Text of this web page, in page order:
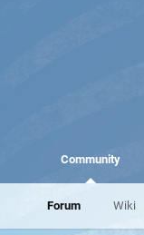
Community
Forum Wiki